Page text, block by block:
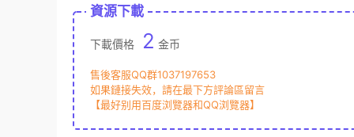
資源下載
下載價格 2 金币
售後客服QQ群1037197653
如果鏈接失效，請在最下方評論區留言
【最好别用百度浏覽器和QQ浏覽器】